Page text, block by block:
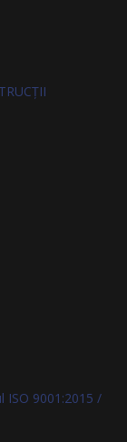
ISO 9001:2015 /